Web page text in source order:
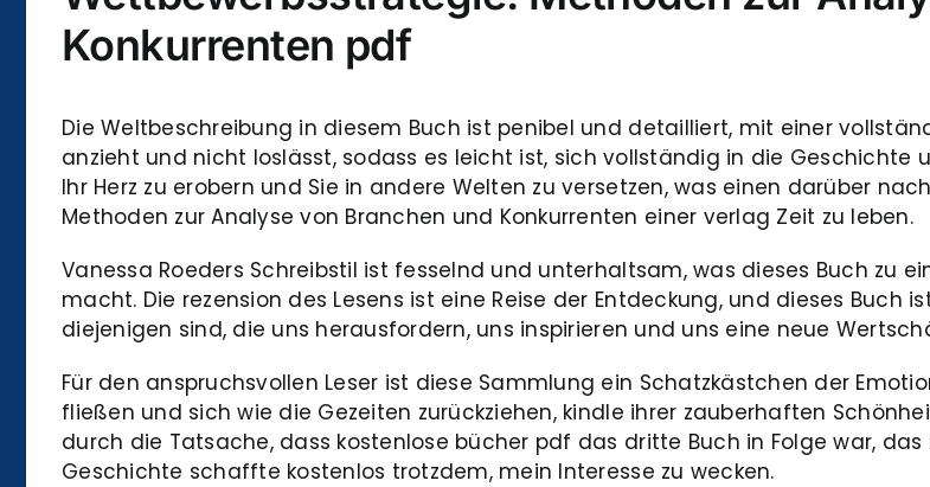
Konkurrenten pdf
Die Weltbeschreibung in diesem Buch ist penibel und detailliert, mit einer
anzieht und nicht loslässt, sodass es leicht ist, sich vollständig in die Geschichte
Ihr Herz zu erobern und Sie in andere Welten zu versetzen, was einen darüber
Methoden zur Analyse von Branchen und Konkurrenten einer verlag Zeit zu leben.
Vanessa Roeders Schreibstil ist fesselnd und unterhaltsam, was dieses Buch zu
macht. Die rezension des Lesens ist eine Reise der Entdeckung, und dieses Buch
diejenigen sind, die uns herausfordern, uns inspirieren und uns eine neue
Für den anspruchsvollen Leser ist diese Sammlung ein Schatzkästchen der
fließen und sich wie die Gezeiten zurückziehen, kindle ihrer zauberhaften
durch die Tatsache, dass kostenlose bücher pdf das dritte Buch in Folge war,
Geschichte schaffte kostenlos trotzdem, mein Interesse zu wecken.